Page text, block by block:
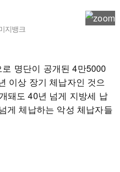
지뱅크
명단이 공개된 4만5000
이상 장기 체납자인 것으
돼도 40년 넘게 지방세 납
게 체납하는 악성 체납자들